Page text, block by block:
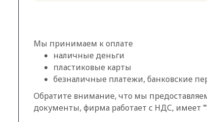
Мы принимаем к оплате
наличные деньги
пластиковые карты
безналичные платежи, банковские
Обратите внимание, что мы
документы, фирма работает с НДС, имеет